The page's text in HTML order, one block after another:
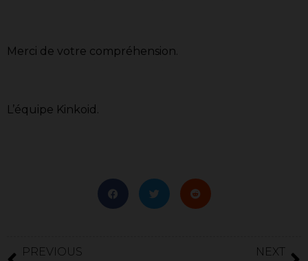
Merci de votre compréhension.
L’équipe Kinkoid.
PREVIOUS
NEXT